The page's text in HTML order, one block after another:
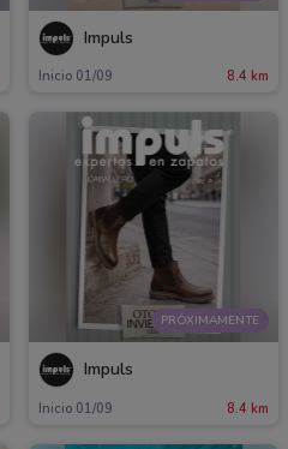
Impuls
Inicio 01/09 8.4 km
PRÓXIMAMENTE
Impuls
Inicio 01/09 8.4 km